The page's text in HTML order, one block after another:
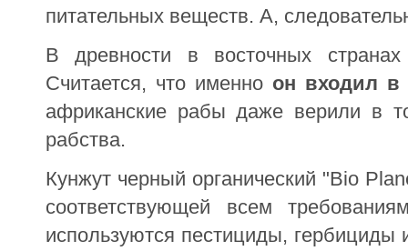
питательных веществ. А,
В древности в восточных
Считается, что именно он входил в
африканские рабы даже верили в
рабства.
Кунжут черный органический "Bio
соответствующей всем
используются пестициды, гербициды